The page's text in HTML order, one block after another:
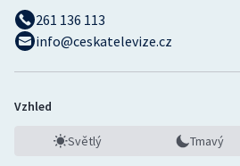
261 136 113
info@ceskatelevize.cz
Vzhled
Světlý Tmavý